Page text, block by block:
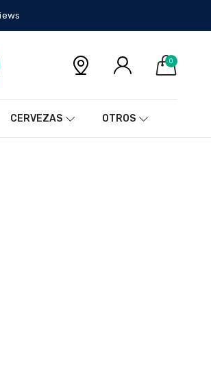
0
CERVEZAS OTROS